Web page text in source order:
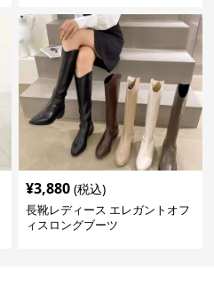
¥3,880 (税込)
長靴レディース エレガントオフ
ィスロングブーツ